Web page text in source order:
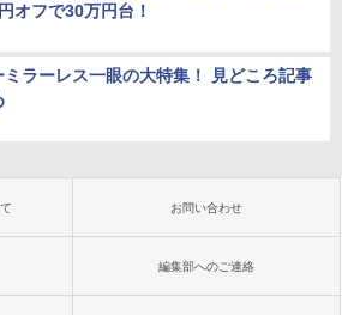
オフで30万円台！
ミラーレス一眼の大特集！ 見どころ記事
お問い合わせ
編集部へのご連絡